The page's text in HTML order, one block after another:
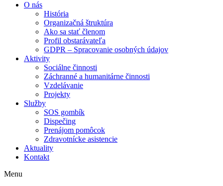
O nás
História
Organizačná štruktúra
Ako sa stať členom
Profil obstarávateľa
GDPR – Spracovanie osobných údajov
Aktivity
Sociálne činnosti
Záchranné a humanitárne činnosti
Vzdelávanie
Projekty
Služby
SOS gombík
Dispečing
Prenájom pomôcok
Zdravotnícke asistencie
Aktuality
Kontakt
Menu